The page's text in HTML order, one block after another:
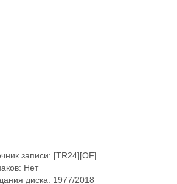
записи: [TR24][OF]
Нет
диска: 1977/2018